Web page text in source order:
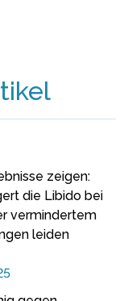
zeigen:
die Libido bei
vermindertem
leiden